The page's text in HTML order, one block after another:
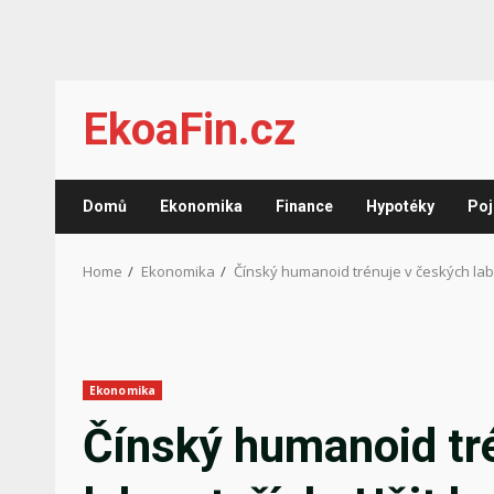
content
EkoaFin.cz
Domů Ekonomika Finance Hypotéky
Home Ekonomika Čínský humanoid trénuje v českých
Ekonomika
Čínský humanoid